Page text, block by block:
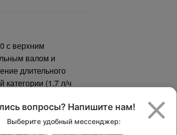
с верхним
валом и
длительного
категории (1.7 л/ч
×
вопросы? Напишите нам!
Выберите удобный мессенджер: